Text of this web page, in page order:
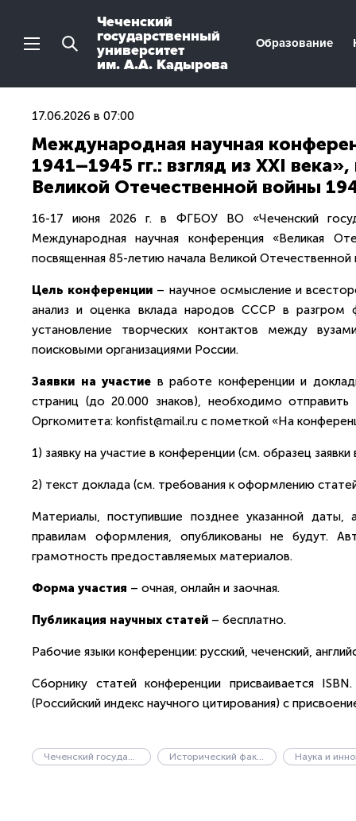
Чеченский
государственный
университет
им. А.А. Кадырова
Образование
17.06.2026 в 07:00
Международная научная
1941–1945 гг.: взгляд из XXI
Великой Отечественной войны
16-17 июня 2026 г. в ФГБОУ ВО «Чеченский
Международная научная конференция «Великая
посвященная 85-летию начала Великой Отечественной
Цель конференции – научное осмысление и
анализ и оценка вклада народов СССР в разгром
установление творческих контактов между
поисковыми организациями России.
Заявки на участие в работе конференции и
страниц (до 20.000 знаков), необходимо
Оргкомитета: konfist@mail.ru с пометкой «На
1) заявку на участие в конференции (см. образец
2) текст доклада (см. требования к оформлению
Материалы, поступившие позднее указанной
правилам оформления, опубликованы не будут.
грамотность предоставляемых материалов.
Форма участия – очная, онлайн и заочная.
Публикация научных статей – бесплатно.
Рабочие языки конференции: русский, чеченский,
Сборнику статей конференции присваивается
(Российский индекс научного цитирования) с
Чеченский государственный университет имени А.А. Кадырова Исторический факультет Наука и